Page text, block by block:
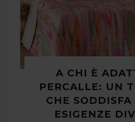
A CHI È
PERCALLE: UN
CHE SODDISFA
ESIGENZE